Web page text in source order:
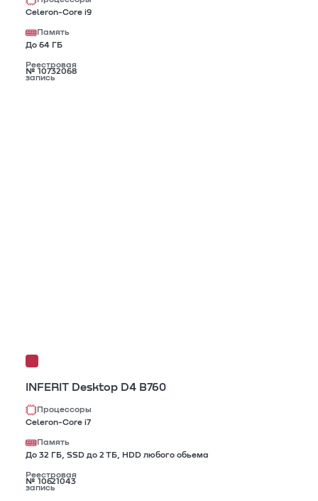
Celeron-Core i9
Память
До 64 ГБ
Реестровая
запись
№ 10732068
INFERIT Desktop D4 B760
Процессоры
Celeron-Core i7
Память
До 32 ГБ, SSD до 2 ТБ, HDD любого обьема
Реестровая
запись
№ 10621043